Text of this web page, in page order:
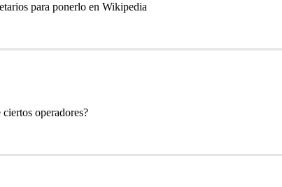
para ponerlo en Wikipedia
operadores?